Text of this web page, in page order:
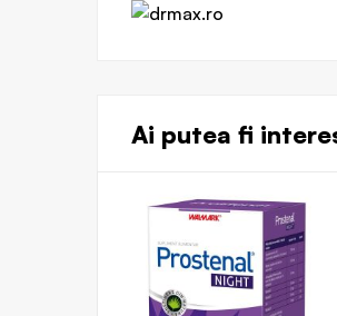
Ai putea fi